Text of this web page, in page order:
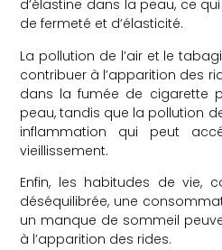
d’élastine dans la peau, ce
de fermeté et d’élasticité.
La pollution de l’air et le
contribuer à l’apparition des
dans la fumée de cigarette
peau, tandis que la pollution
inflammation qui peut
vieillissement.
Enfin, les habitudes de vie,
déséquilibrée, une
un manque de sommeil
à l’apparition des rides.